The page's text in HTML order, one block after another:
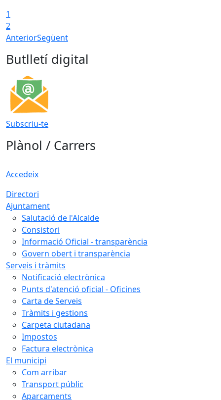
1
2
AnteriorSegüent
Butlletí digital
Subscriu-te
Plànol / Carrers
Accedeix
Directori
Ajuntament
Salutació de l'Alcalde
Consistori
Informació Oficial - transparència
Govern obert i transparència
Serveis i tràmits
Notificació electrònica
Punts d'atenció oficial - Oficines
Carta de Serveis
Tràmits i gestions
Carpeta ciutadana
Impostos
Factura electrònica
El municipi
Com arribar
Transport públic
Aparcaments